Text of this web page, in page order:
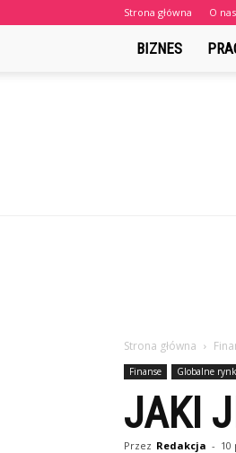
Strona główna O nas
BIZNES
Strona główna
Finanse Globalne
JAKI
Przez Redakcja - 10